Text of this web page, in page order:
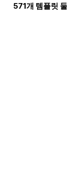
571개 템플릿